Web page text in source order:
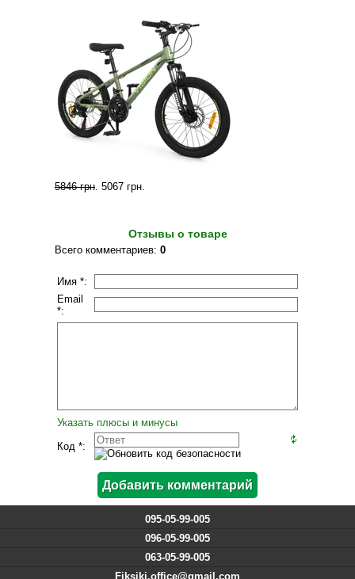
5846 грн. 5067 грн.
Отзывы о товаре
Всего комментариев: 0
Имя *:
Email
*:
Указать плюсы и минусы
Код *:
095-05-99-005
096-05-99-005
063-05-99-005
Fiksiki.office@gmail.com